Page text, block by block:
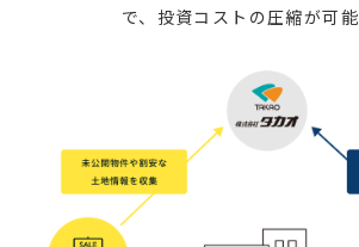
で、投資コストの圧縮が可能